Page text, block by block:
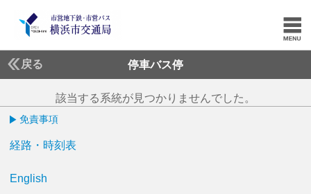
戻る 停車バス停
該当する系統が見つかりませんでした。
免責事項
経路・時刻表
English